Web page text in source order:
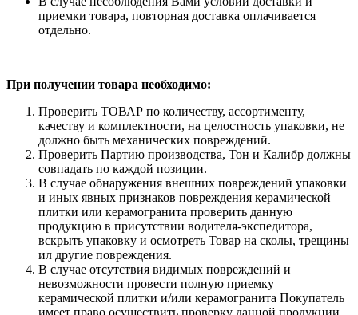
приемки товара, повторная доставка оплачивается
отдельно.
При получении товара необходимо:
Проверить ТОВАР по количеству, ассортименту,
качеству и комплектности, на целостность упаковки, не
должно быть механических повреждений.
Проверить Партию производства, Тон и Калибр должны
совпадать по каждой позиции.
В случае обнаружения внешних повреждений упаковки
и иных явных признаков повреждения керамической
плитки или керамогранита проверить данную
продукцию в присутствии водителя-экспедитора,
вскрыть упаковку и осмотреть Товар на сколы, трещины
ил другие повреждения.
В случае отсутствия видимых повреждений и
невозможности провести полную приемку
керамической плитки и/или керамогранита Покупатель
имеет право осуществить проверку данной продукции